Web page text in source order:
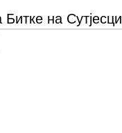
на Сутјесци